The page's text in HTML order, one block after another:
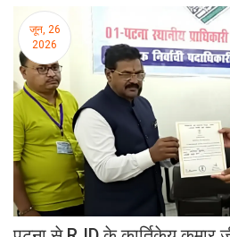
जून, 26
2026